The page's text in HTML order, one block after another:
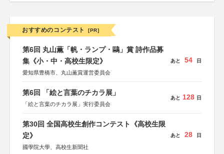
おすすめのコンテスト [PR]
第6回 丸山薫「帆・ランプ・鷗」賞 詩作品募
集《小・中・高校生限定》
愛知県豊橋市、丸山薫賞運営委員会
あと 54 日
第6回 「絵と言葉のチカラ展」
「絵と言葉のチカラ展」実行委員会
あと 128 日
第30回 全国高校生創作コンテスト《高校生限
定》
國學院大學、高校生新聞社
あと 28 日